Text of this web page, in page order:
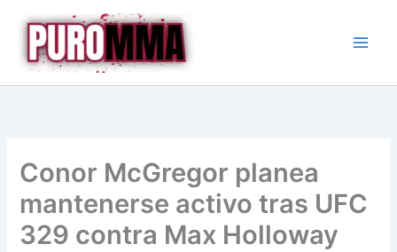
contenido
Conor McGregor planea
mantenerse activo tras UFC
329 contra Max Holloway